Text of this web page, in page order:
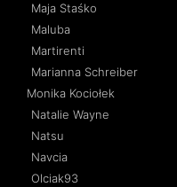
Maja Staśko
Maluba
Martirenti
Marianna Schreiber
Monika Kociołek
Natalie Wayne
Natsu
Navcia
Olciak93